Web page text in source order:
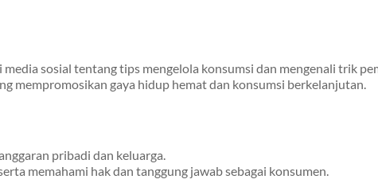
sosial tentang tips mengelola konsumsi dan mengenali trik
mempromosikan gaya hidup hemat dan konsumsi berkelanjutan.
pribadi dan keluarga.
memahami hak dan tanggung jawab sebagai konsumen.